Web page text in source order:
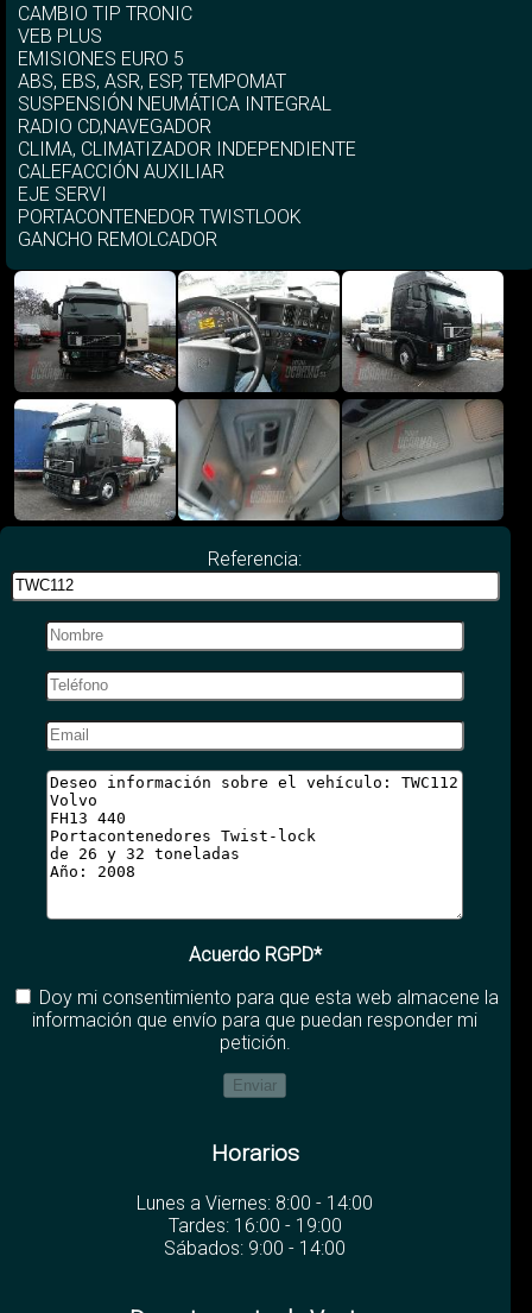
CAMBIO TIP TRONIC
VEB PLUS
EMISIONES EURO 5
ABS, EBS, ASR, ESP, TEMPOMAT
SUSPENSIÓN NEUMÁTICA INTEGRAL
RADIO CD,NAVEGADOR
CLIMA, CLIMATIZADOR INDEPENDIENTE
CALEFACCIÓN AUXILIAR
EJE SERVI
PORTACONTENEDOR TWISTLOOK
GANCHO REMOLCADOR
Referencia:
Acuerdo RGPD*
Doy mi consentimiento para que esta web almacene la
información que envío para que puedan responder mi
petición.
Horarios
Lunes a Viernes: 8:00 - 14:00
Tardes: 16:00 - 19:00
Sábados: 9:00 - 14:00